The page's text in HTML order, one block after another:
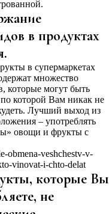
в продуктах
в супермаркетах
множество
которые могут быть
которой Вам никак не
Лучший выход из
– употреблять
овощи и фрукты с
которые Вы
не